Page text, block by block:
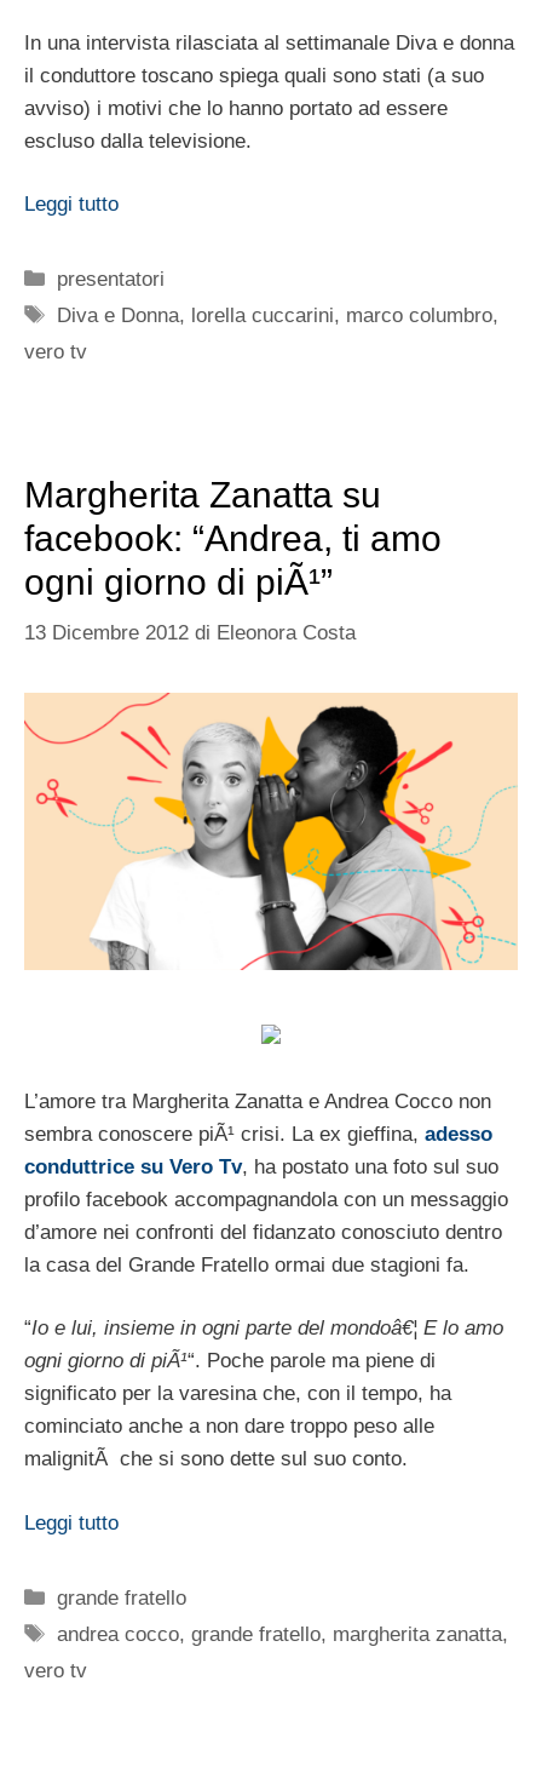
In una intervista rilasciata al settimanale Diva e donna
il conduttore toscano spiega quali sono stati (a suo
avviso) i motivi che lo hanno portato ad essere
escluso dalla televisione.
Leggi tutto
Categorie
presentatori
Tag
Diva e Donna, lorella cuccarini, marco columbro,
vero tv
Margherita Zanatta su
facebook: “Andrea, ti amo
ogni giorno di piÃ¹”
13 Dicembre 2012 di Eleonora Costa
L’amore tra Margherita Zanatta e Andrea Cocco non
sembra conoscere piÃ¹ crisi. La ex gieffina, adesso
conduttrice su Vero Tv, ha postato una foto sul suo
profilo facebook accompagnandola con un messaggio
d’amore nei confronti del fidanzato conosciuto dentro
la casa del Grande Fratello ormai due stagioni fa.
“Io e lui, insieme in ogni parte del mondoâ€¦ E lo amo
ogni giorno di piÃ¹“. Poche parole ma piene di
significato per la varesina che, con il tempo, ha
cominciato anche a non dare troppo peso alle
malignitÃ che si sono dette sul suo conto.
Leggi tutto
Categorie
grande fratello
Tag
andrea cocco,grande fratello, margherita zanatta,
vero tv